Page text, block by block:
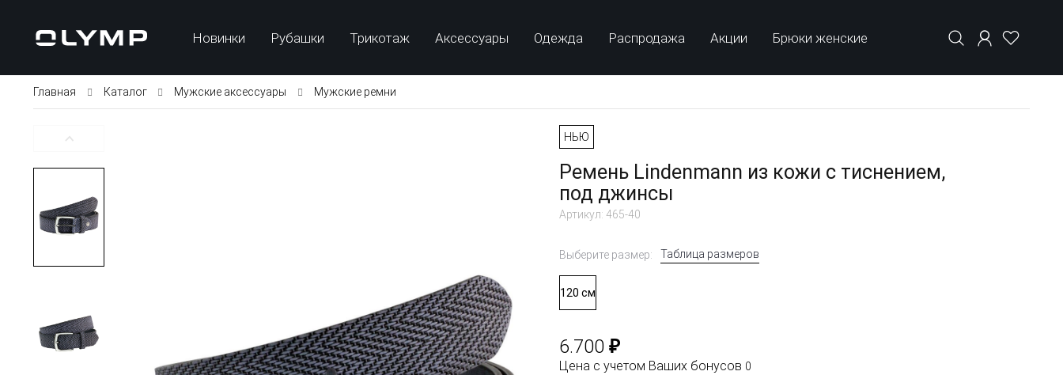
Новинки Рубашки Трикотаж Аксессуары Одежда Распродажа Акции Брюки женские
Главная Каталог Мужские аксессуары Мужские ремни
НЬЮ
Ремень Lindenmann из кожи с тиснением,
под джинсы
Артикул: 465-40
Выберите размер: Таблица размеров
120 см
6.700 ₽
Цена с учетом Ваших бонусов 0